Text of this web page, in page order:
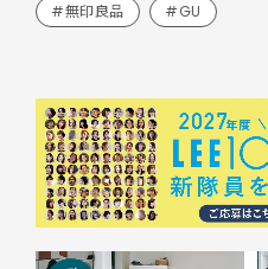
#無印良品 #GU